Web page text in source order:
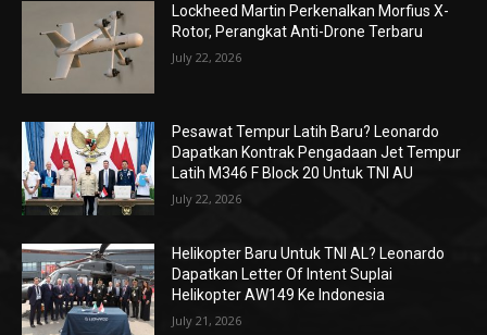
Lockheed Martin Perkenalkan Morfius X-
Rotor, Perangkat Anti-Drone Terbaru
July 22, 2026
Pesawat Tempur Latih Baru? Leonardo
Dapatkan Kontrak Pengadaan Jet Tempur
Latih M346 F Block 20 Untuk TNI AU
July 22, 2026
Helikopter Baru Untuk TNI AL? Leonardo
Dapatkan Letter Of Intent Suplai
Helikopter AW149 Ke Indonesia
July 21, 2026